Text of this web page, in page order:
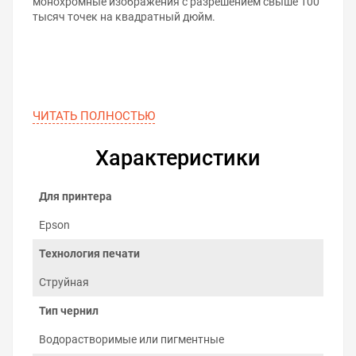
тысяч точек на квадратный дюйм.
водорастворимых чернил
Экономия денег на печати. Совместимые
ЧИТАТЬ ПОЛНОСТЬЮ
Характеристики
Для принтера
Epson
Технология печати
Струйная
Тип чернил
Водорастворимые или пигментные